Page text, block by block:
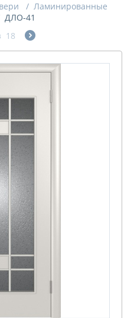
/ Ламинированные
ДЛО-41
18